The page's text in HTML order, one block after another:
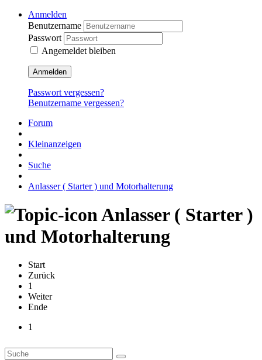
Anmelden
Benutzername
Passwort
Angemeldet bleiben
Anmelden
Passwort vergessen?
Benutzername vergessen?
Forum
Kleinanzeigen
Suche
Anlasser ( Starter ) und Motorhalterung
Anlasser ( Starter )
und Motorhalterung
Start
Zurück
1
Weiter
Ende
1